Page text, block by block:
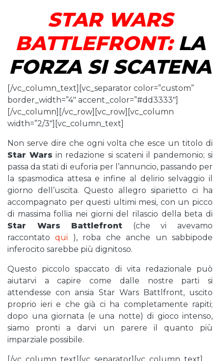
STAR WARS
BATTLEFRONT: LA
FORZA SI SCATENA
[/vc_column_text][vc_separator color=”custom”
border_width=”4″ accent_color=”#dd3333″]
[/vc_column][/vc_row][vc_row][vc_column
width=”2/3″][vc_column_text]
Non serve dire che ogni volta che esce un titolo di
Star Wars in redazione si scateni il pandemonio; si
passa da stati di euforia per l’annuncio, passando per
la spasmodica attesa e infine al delirio selvaggio il
giorno dell’uscita. Questo allegro siparietto ci ha
accompagnato per questi ultimi mesi, con un picco
di massima follia nei giorni del rilascio della beta di
Star Wars Battlefront (che vi avevamo
raccontatoqui ), roba che anche un sabbipode
inferocito sarebbe più dignitoso.
Questo piccolo spaccato di vita redazionale può
aiutarvi a capire come dalle nostre parti si
attendesse con ansia Star Wars Battlfront, uscito
proprio ieri e che già ci ha completamente rapiti;
dopo una giornata (e una notte) di gioco intenso,
siamo pronti a darvi un parere il quanto più
imparziale possibile.